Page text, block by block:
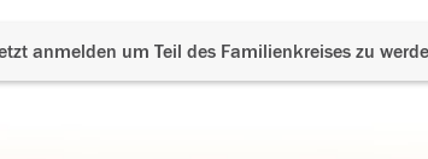
anmelden um Teil des Familienkreises zu